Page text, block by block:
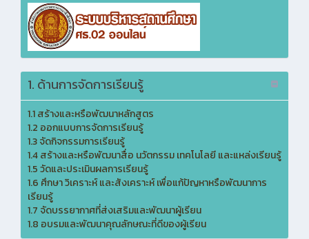
1. ด้านการจัดการเรียนรู้
1.1 สร้างและหรือพัฒนาหลักสูตร
1.2 ออกแบบการจัดการเรียนรู้
1.3 จัดกิจกรรมการเรียนรู้
1.4 สร้างและหรือพัฒนาสื่อ นวัตกรรม เทคโนโลยี และแหล่งเรียนรู้
1.5 วัดและประเมินผลการเรียนรู้
1.6 ศึกษา วิเคราะห์ และสังเคราะห์ เพื่อแก้ปัญหาหรือพัฒนาการ
เรียนรู้
1.7 จัดบรรยากาศที่ส่งเสริมและพัฒนาผู้เรียน
1.8 อบรมและพัฒนาคุณลักษณะที่ดีของผู้เรียน